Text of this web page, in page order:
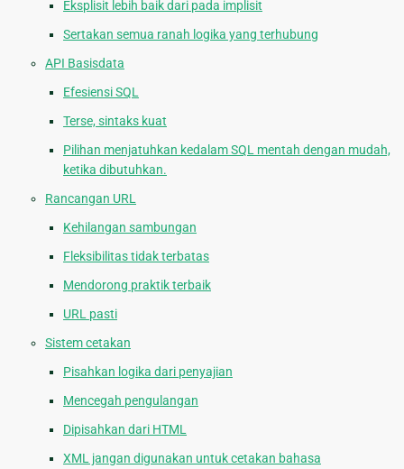
Eksplisit lebih baik dari pada implisit
Sertakan semua ranah logika yang terhubung
API Basisdata
Efesiensi SQL
Terse, sintaks kuat
Pilihan menjatuhkan kedalam SQL mentah dengan mudah,
ketika dibutuhkan.
Rancangan URL
Kehilangan sambungan
Fleksibilitas tidak terbatas
Mendorong praktik terbaik
URL pasti
Sistem cetakan
Pisahkan logika dari penyajian
Mencegah pengulangan
Dipisahkan dari HTML
XML jangan digunakan untuk cetakan bahasa